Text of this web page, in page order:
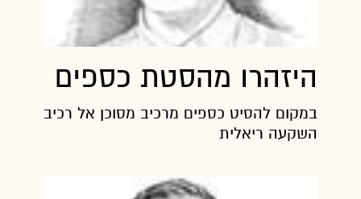
היזהרו מהסטת כספים
במקום להסיט כספים מרכיב מסוכן אל רכיב מסוכן
השקעה ריאלית